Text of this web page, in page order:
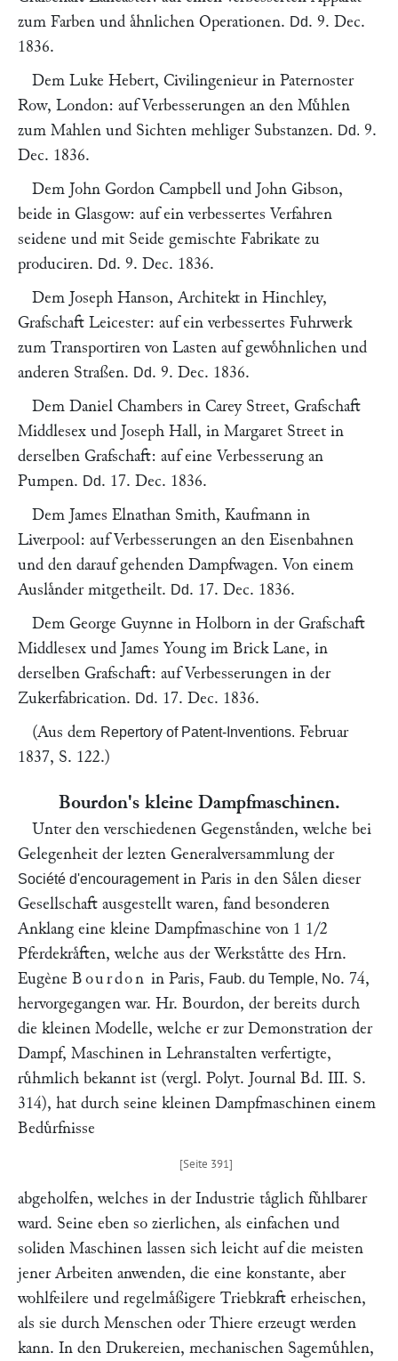
zum Farben und aͤhnlichen Operationen. Dd. 9. Dec.
1836.
Dem Luke Hebert, Civilingenieur in Paternoster
Row, London: auf Verbesserungen an den Muͤhlen
zum Mahlen und Sichten mehliger Substanzen. Dd. 9.
Dec. 1836.
Dem John Gordon Campbell und John Gibson,
beide in Glasgow: auf ein verbessertes Verfahren
seidene und mit Seide gemischte Fabrikate zu
produciren. Dd. 9. Dec. 1836.
Dem Joseph Hanson, Architekt in Hinchley,
Grafschaft Leicester: auf ein verbessertes Fuhrwerk
zum Transportiren von Lasten auf gewoͤhnlichen und
anderen Straßen. Dd. 9. Dec. 1836.
Dem Daniel Chambers in Carey Street, Grafschaft
Middlesex und Joseph Hall, in Margaret Street in
derselben Grafschaft: auf eine Verbesserung an
Pumpen. Dd. 17. Dec. 1836.
Dem James Elnathan Smith, Kaufmann in
Liverpool: auf Verbesserungen an den Eisenbahnen
und den darauf gehenden Dampfwagen. Von einem
Auslaͤnder mitgetheilt. Dd. 17. Dec. 1836.
Dem George Guynne in Holborn in der Grafschaft
Middlesex und James Young im Brick Lane, in
derselben Grafschaft: auf Verbesserungen in der
Zukerfabrication. Dd. 17. Dec. 1836.
(Aus dem Repertory of Patent-Inventions. Februar
1837, S. 122.)
Bourdon's kleine Dampfmaschinen.
Unter den verschiedenen Gegenstaͤnden, welche bei
Gelegenheit der lezten Generalversammlung der
Société d'encouragementin Paris in den Saͤlen dieser
Gesellschaft ausgestellt waren, fand besonderen
Anklang eine kleine Dampfmaschine von 1 1/2
Pferdekraͤften, welche aus der Werkstaͤtte des Hrn.
Eugène Bourdon in Paris, Faub. du Temple, No. 74,
hervorgegangen war. Hr. Bourdon, der bereits durch
die kleinen Modelle, welche er zur Demonstration der
Dampf, Maschinen in Lehranstalten verfertigte,
ruͤhmlich bekannt ist (vergl. Polyt. Journal Bd. III. S.
314), hat durch seine kleinen Dampfmaschinen einem
Beduͤrfnisse
abgeholfen, welches in der Industrie taͤglich fuͤhlbarer
ward. Seine eben so zierlichen, als einfachen und
soliden Maschinen lassen sich leicht auf die meisten
jener Arbeiten anwenden, die eine konstante, aber
wohlfeilere und regelmaͤßigere Triebkraft erheischen,
als sie durch Menschen oder Thiere erzeugt werden
kann. In den Drukereien, mechanischen Sagemuͤhlen,